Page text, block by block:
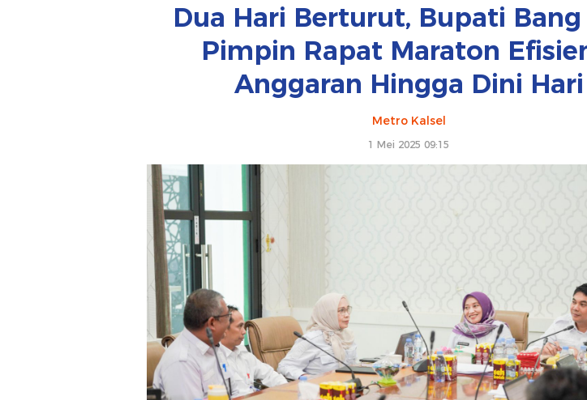
Dua Hari Berturut, Bupati
Pimpin Rapat Maraton
Anggaran Hingga Dini Hari
Metro Kalsel
1 Mei 2025 09:15